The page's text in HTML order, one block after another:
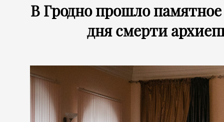
В Гродно прошло
дня смерти